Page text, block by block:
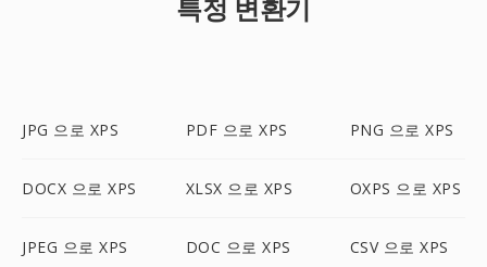
특정 변환기
JPG 으로 XPS PDF 으로 XPS PNG 으로 XPS
DOCX 으로 XPS XLSX 으로 XPS OXPS 으로 XPS
JPEG 으로 XPS DOC 으로 XPS CSV 으로 XPS